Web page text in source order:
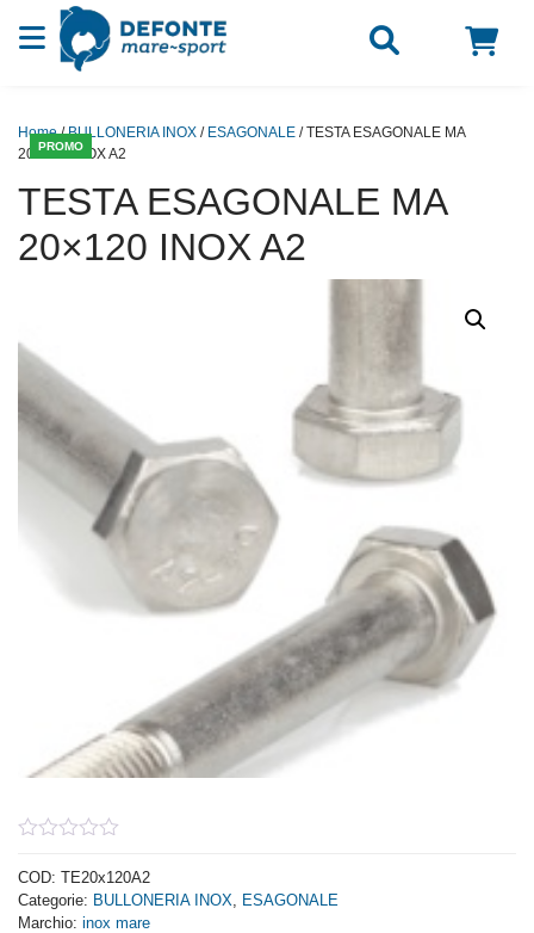
Vai al contenuto
PROMO
Home/BULLONERIA INOX / ESAGONALE / TESTA ESAGONALE MA
20×120 INOX A2
TESTA ESAGONALE MA
20×120 INOX A2
out
of
5
COD: TE20x120A2
Categorie: BULLONERIA INOX, ESAGONALE
Marchio: inox mare